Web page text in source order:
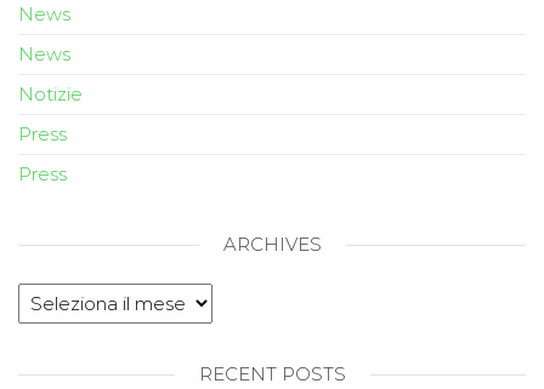
News
News
Notizie
Press
Press
ARCHIVES
RECENT POSTS